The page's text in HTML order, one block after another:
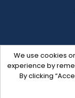
We use cookies
experience by
By clicking